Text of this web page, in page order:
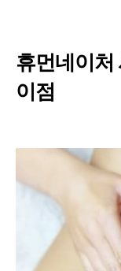
휴먼네이처
이점